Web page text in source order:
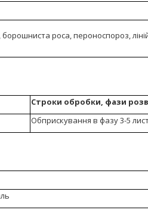
борошниста роса, пероноспороз,
Строки обробки, фази
Обприскування в фазу 3-5